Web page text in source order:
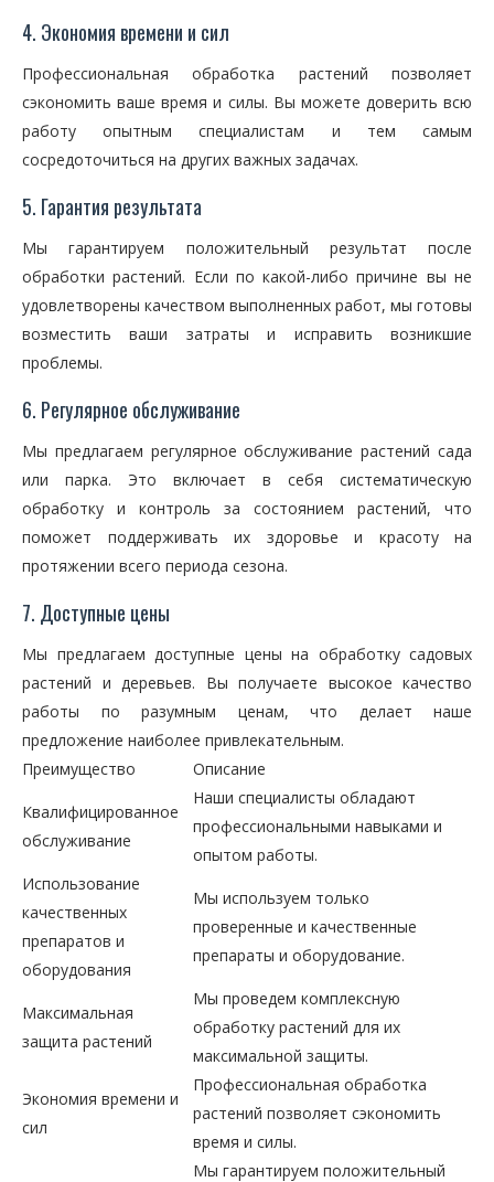
4. Экономия времени и сил
Профессиональная обработка растений позволяет
сэкономить ваше время и силы. Вы можете доверить всю
работу опытным специалистам и тем самым
сосредоточиться на других важных задачах.
5. Гарантия результата
Мы гарантируем положительный результат после
обработки растений. Если по какой-либо причине вы не
удовлетворены качеством выполненных работ, мы готовы
возместить ваши затраты и исправить возникшие
проблемы.
6. Регулярное обслуживание
Мы предлагаем регулярное обслуживание растений сада
или парка. Это включает в себя систематическую
обработку и контроль за состоянием растений, что
поможет поддерживать их здоровье и красоту на
протяжении всего периода сезона.
7. Доступные цены
Мы предлагаем доступные цены на обработку садовых
растений и деревьев. Вы получаете высокое качество
работы по разумным ценам, что делает наше
предложение наиболее привлекательным.
Преимущество
Описание
Квалифицированное
обслуживание
Наши специалисты обладают
профессиональными навыками и
опытом работы.
Использование
качественных
препаратов и
оборудования
Мы используем только
проверенные и качественные
препараты и оборудование.
Максимальная
защита растений
Мы проведем комплексную
обработку растений для их
максимальной защиты.
Экономия времени и
сил
Профессиональная обработка
растений позволяет сэкономить
время и силы.
Мы гарантируем положительный